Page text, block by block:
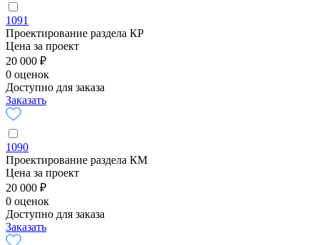
1091
Проектирование раздела КР
Цена за проект
20 000 ₽
0 оценок
Доступно для заказа
Заказать
1090
Проектирование раздела КМ
Цена за проект
20 000 ₽
0 оценок
Доступно для заказа
Заказать